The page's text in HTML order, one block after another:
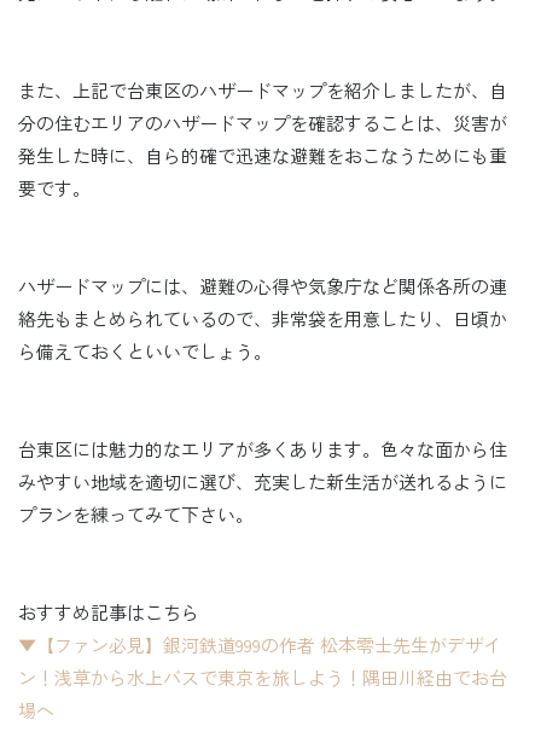
また、上記で台東区のハザードマップを紹介しましたが、自
分の住むエリアのハザードマップを確認することは、災害が
発生した時に、自ら的確で迅速な避難をおこなうためにも重
要です。
ハザードマップには、避難の心得や気象庁など関係各所の連
絡先もまとめられているので、非常袋を用意したり、日頃か
ら備えておくといいでしょう。
台東区には魅力的なエリアが多くあります。色々な面から住
みやすい地域を適切に選び、充実した新生活が送れるように
プランを練ってみて下さい。
おすすめ記事はこちら
▼【ファン必見】銀河鉄道999の作者 松本零士先生がデザイ
ン！浅草から水上バスで東京を旅しよう！隅田川経由でお台
場へ